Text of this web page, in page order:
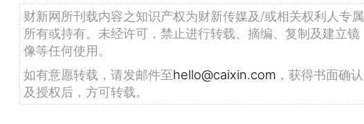
财新网所刊载内容之知识产权为财新传媒及/或相关权利人专属
所有或持有。未经许可，禁止进行转载、摘编、复制及建立镜
像等任何使用。
如有意愿转载，请发邮件至hello@caixin.com ，获得书面确认
及授权后，方可转载。